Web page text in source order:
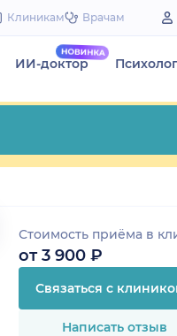
Клиникам Врачам
ИИ-доктор
Стоимость приёма в
от 3 900 ₽
Связаться с
Написать отзыв